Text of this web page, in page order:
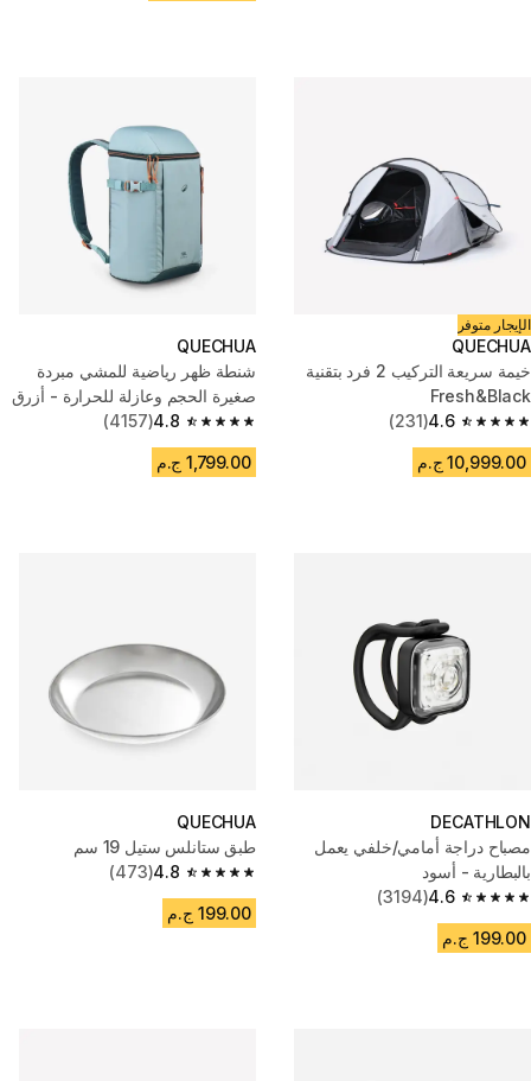
الإيجار متوفر
QUECHUA
خيمة سريعة التركيب 2 فرد بتقنية
Fresh&Black
4.6
4.6 out of 5 stars from 231 reviews
(231)
10,999.00 ج.م
QUECHUA
شنطة ظهر رياضية للمشي مبردة
صغيرة الحجم وعازلة للحرارة - أزرق
4.8
4.8 out of 5 stars from 4157 reviews
(4157)
1,799.00 ج.م
DECATHLON
مصباح دراجة أمامي/خلفي يعمل
بالبطارية - أسود
4.6
4.6 out of 5 stars from 3194 reviews
(3194)
199.00 ج.م
QUECHUA
طبق ستانلس ستيل 19 سم
4.8
4.8 out of 5 stars from 473 reviews
(473)
199.00 ج.م